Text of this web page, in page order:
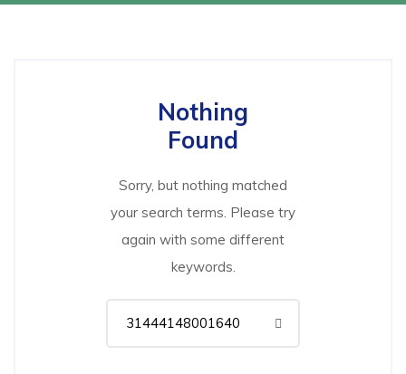
Nothing
Found
Sorry, but nothing matched
your search terms. Please try
again with some different
keywords.